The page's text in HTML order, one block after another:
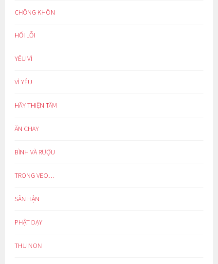
CHỒNG KHÔN
HỐI LỖI
YÊU VÌ
VÌ YÊU
HÃY THIỆN TÂM
ĂN CHAY
BÌNH VÀ RƯỢU
TRONG VEO…
SÂN HẬN
PHẬT DẠY
THU NON